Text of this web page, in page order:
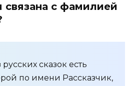
связана с фамилией
сказок есть
по имени Рассказчик,